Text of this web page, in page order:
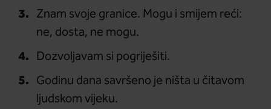
Znam svoje granice. Mogu i smijem reći:
ne, dosta, ne mogu.
Dozvoljavam si pogriješiti.
Godinu dana savršeno je ništa u čitavom
ljudskom vijeku.